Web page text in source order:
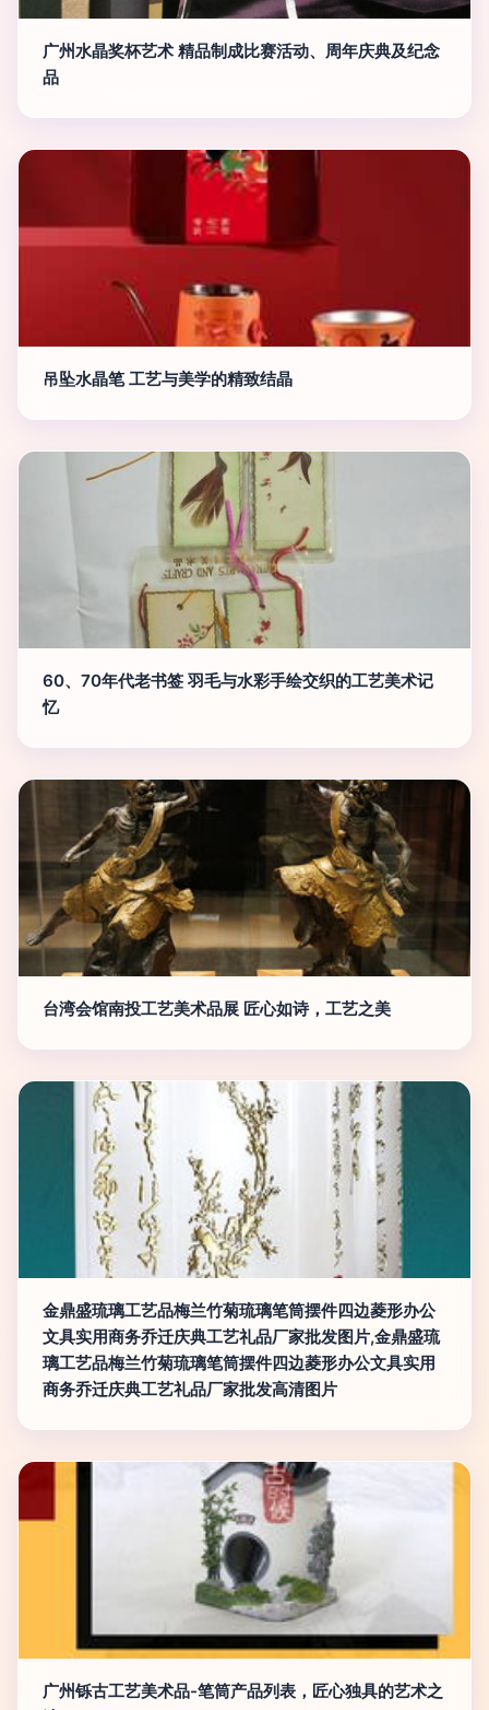
广州水晶奖杯艺术 精品制成比赛活动、周年庆典及纪念
品
吊坠水晶笔 工艺与美学的精致结晶
60、70年代老书签 羽毛与水彩手绘交织的工艺美术记
忆
台湾会馆南投工艺美术品展 匠心如诗，工艺之美
金鼎盛琉璃工艺品梅兰竹菊琉璃笔筒摆件四边菱形办公
文具实用商务乔迁庆典工艺礼品厂家批发图片,金鼎盛琉
璃工艺品梅兰竹菊琉璃笔筒摆件四边菱形办公文具实用
商务乔迁庆典工艺礼品厂家批发高清图片
广州铄古工艺美术品-笔筒产品列表，匠心独具的艺术之